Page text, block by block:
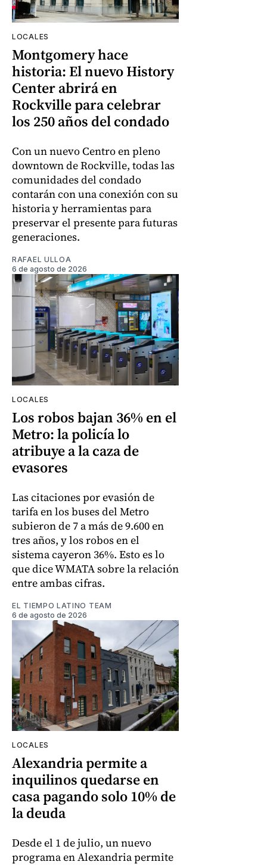
LOCALES
Montgomery hace
historia: El nuevo History
Center abrirá en
Rockville para celebrar
los 250 años del condado
Con un nuevo Centro en pleno
downtown de Rockville, todas las
comunidades del condado
contarán con una conexión con su
historia y herramientas para
preservar el presente para futuras
generaciones.
RAFAEL ULLOA
6 de agosto de 2026
LOCALES
Los robos bajan 36% en el
Metro: la policía lo
atribuye a la caza de
evasores
Las citaciones por evasión de
tarifa en los buses del Metro
subieron de 7 a más de 9.600 en
tres años, y los robos en el
sistema cayeron 36%. Esto es lo
que dice WMATA sobre la relación
entre ambas cifras.
EL TIEMPO LATINO TEAM
6 de agosto de 2026
LOCALES
Alexandria permite a
inquilinos quedarse en
casa pagando solo 10% de
la deuda
Desde el 1 de julio, un nuevo
programa en Alexandria permite